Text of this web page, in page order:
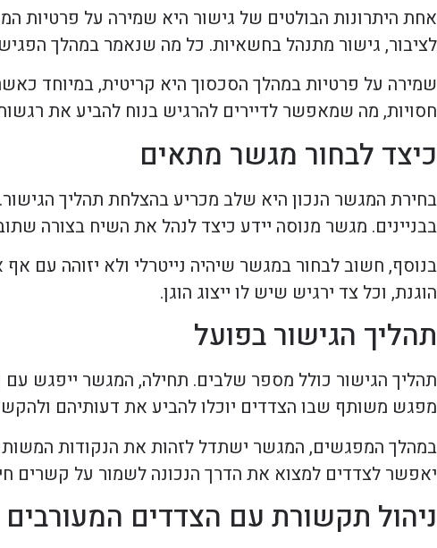
אחת היתרונות הבולטים של גישור היא שמירה על פרטיות
לציבור, גישור מתנהל בחשאיות. כל מה שנאמר במהלך
שמירה על פרטיות במהלך הסכסוך היא קריטית, במיוחד
חסויות, מה שמאפשר לדיירים להרגיש בנוח להביע את
כיצד לבחור מגשר מתאים
בחירת המגשר הנכון היא שלב מכריע בהצלחת תהליך
בבניינים. מגשר מנוסה יידע כיצד לנהל את השיח בצורה
בנוסף, חשוב לבחור במגשר שיהיה נייטרלי ולא יזוהה עם
הוגנת, וכל צד ירגיש שיש לו ייצוג הוגן.
תהליך הגישור בפועל
תהליך הגישור כולל מספר שלבים. תחילה, המגשר ייפגש
מפגש משותף שבו הצדדים יוכלו להביע את דעותיהם
במהלך המפגשים, המגשר ישתדל לזהות את הנקודות
יאפשר לצדדים למצוא את הדרך הנכונה לשמור על קשרים
ניהול תקשורת עם הצדדים המעורבים